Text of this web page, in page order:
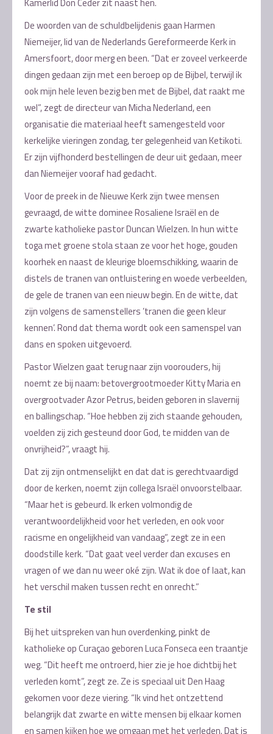
De woorden van de schuldbelijdenis gaan Harmen
Niemeijer, lid van de Nederlands Gereformeerde Kerk in
Amersfoort, door merg en been. “Dat er zoveel verkeerde
dingen gedaan zijn met een beroep op de Bijbel, terwijl ik
ook mijn hele leven bezig ben met de Bijbel, dat raakt me
wel”, zegt de directeur van Micha Nederland, een
organisatie die materiaal heeft samengesteld voor
kerkelijke vieringen zondag, ter gelegenheid van Ketikoti.
Er zijn vijfhonderd bestellingen de deur uit gedaan, meer
dan Niemeijer vooraf had gedacht.
Voor de preek in de Nieuwe Kerk zijn twee mensen
gevraagd, de witte dominee Rosaliene Israël en de
zwarte katholieke pastor Duncan Wielzen. In hun witte
toga met groene stola staan ze voor het hoge, gouden
koorhek en naast de kleurige bloemschikking, waarin de
distels de tranen van ontluistering en woede verbeelden,
de gele de tranen van een nieuw begin. En de witte, dat
zijn volgens de samenstellers ’tranen die geen kleur
kennen’. Rond dat thema wordt ook een samenspel van
dans en spoken uitgevoerd.
Pastor Wielzen gaat terug naar zijn voorouders, hij
noemt ze bij naam: betovergrootmoeder Kitty Maria en
overgrootvader Azor Petrus, beiden geboren in slavernij
en ballingschap. “Hoe hebben zij zich staande gehouden,
voelden zij zich gesteund door God, te midden van de
onvrijheid?”, vraagt hij.
Dat zij zijn ontmenselijkt en dat dat is gerechtvaardigd
door de kerken, noemt zijn collega Israël onvoorstelbaar.
“Maar het is gebeurd. Ik erken volmondig de
verantwoordelijkheid voor het verleden, en ook voor
racisme en ongelijkheid van vandaag”, zegt ze in een
doodstille kerk. “Dat gaat veel verder dan excuses en
vragen of we dan nu weer oké zijn. Wat ik doe of laat, kan
het verschil maken tussen recht en onrecht.”
Te stil
Bij het uitspreken van hun overdenking, pinkt de
katholieke op Curaçao geboren Luca Fonseca een traantje
weg. “Dit heeft me ontroerd, hier zie je hoe dichtbij het
verleden komt”, zegt ze. Ze is speciaal uit Den Haag
gekomen voor deze viering. “Ik vind het ontzettend
belangrijk dat zwarte en witte mensen bij elkaar komen
en samen kijken hoe we omgaan met het verleden. Dat is